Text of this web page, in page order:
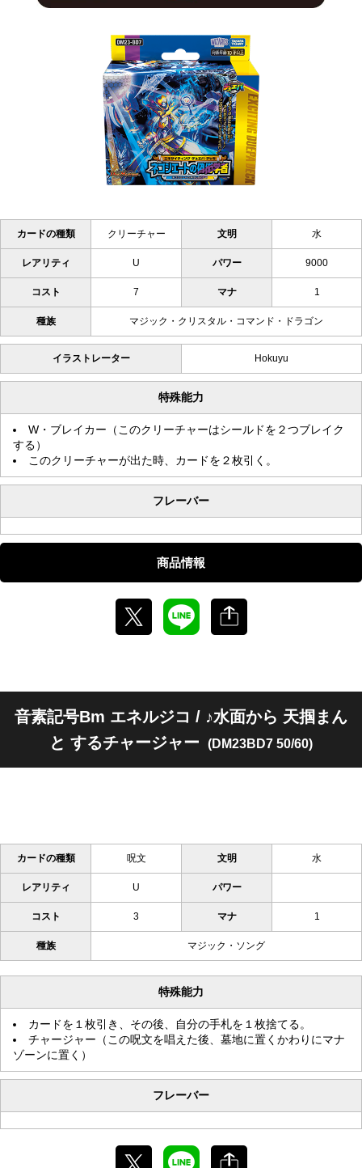
カードの種類 クリーチャー 文明 水
レアリティ U パワー 9000
コスト 7 マナ 1
種族 マジック・クリスタル・コマンド・ドラゴン
イラストレーター Hokuyu
特殊能力
W・ブレイカー（このクリーチャーはシールドを２つブレイク
する）
このクリーチャーが出た時、カードを２枚引く。
フレーバー
商品情報
音素記号Bm エネルジコ / ♪水面から 天掴まん
と するチャージャー
(DM23BD7 50/60)
カードの種類 呪文 文明 水
レアリティ U パワー
コスト 3 マナ 1
種族 マジック・ソング
特殊能力
カードを１枚引き、その後、自分の手札を１枚捨てる。
チャージャー（この呪文を唱えた後、墓地に置くかわりにマナ
ゾーンに置く）
フレーバー